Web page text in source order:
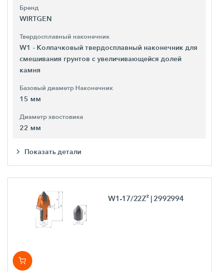
Бренд
WIRTGEN
Твердосплавный наконечник
W1 - Колпачковый твердосплавный наконечник для
смешивания грунтов с увеличивающейся долей
камня
Базовый диаметр Наконечник
15 мм
Диаметр хвостовика
22 мм
Показать детали
W1-17/22Z² | 2992994